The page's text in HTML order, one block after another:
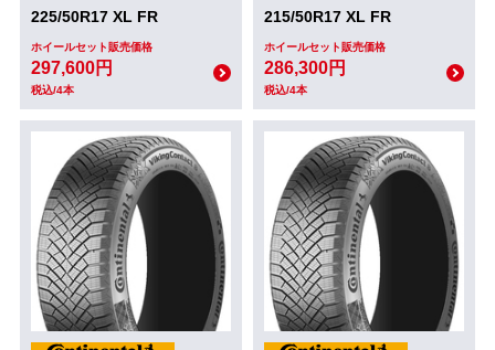
225/50R17 XL FR
ホイールセット販売価格
297,600円
税込/4本
215/50R17 XL FR
ホイールセット販売価格
286,300円
税込/4本